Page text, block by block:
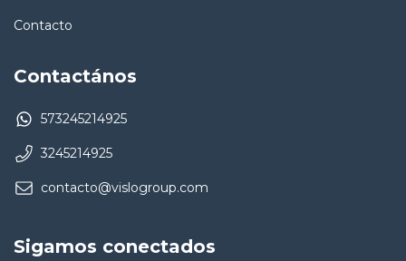
Contacto
Contactános
573245214925
3245214925
contacto@vislogroup.com
Sigamos conectados